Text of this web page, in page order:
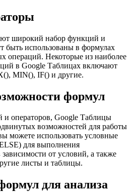
широкий набор функций и
быть использованы в формулах
операций. Некоторые из наиболее
в Google Таблицах включают
MIN(), IF() и другие.
формул
операторов, Google Таблицы
возможностей для работы
можете использовать условные
для выполнения
от условий, а также
листы и таблицы.
для анализа